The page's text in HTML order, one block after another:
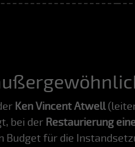
Ken Vincent Atwell
bei der Restaurierung
Budget für die